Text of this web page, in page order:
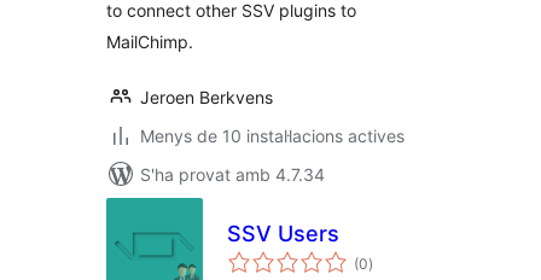
to connect other SSV plugins to
MailChimp.
Jeroen Berkvens
Menys de 10 instal·lacions actives
S'ha provat amb 4.7.34
SSV Users
(0puntuacions
totals
)